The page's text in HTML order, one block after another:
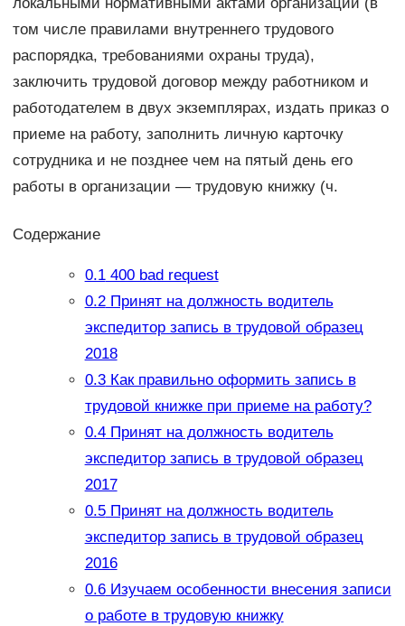
том числе правилами внутреннего трудового
распорядка, требованиями охраны труда),
заключить трудовой договор между работником и
работодателем в двух экземплярах, издать приказ о
приеме на работу, заполнить личную карточку
сотрудника и не позднее чем на пятый день его
работы в организации — трудовую книжку (ч.
Содержание
0.1400 bad request
0.2Принят на должность водитель
экспедитор запись в трудовой образец
2018
0.3Как правильно оформить запись в
трудовой книжке при приеме на работу?
0.4Принят на должность водитель
экспедитор запись в трудовой образец
2017
0.5Принят на должность водитель
экспедитор запись в трудовой образец
2016
0.6Изучаем особенности внесения записи
о работе в трудовую книжку